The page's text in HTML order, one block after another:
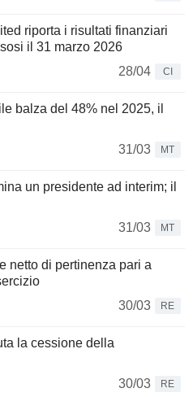
riporta i risultati finanziari
il 31 marzo 2026
28/04
CI
balza del 48% nel 2025, il
31/03
MT
un presidente ad interim; il
31/03
MT
netto di pertinenza pari a
30/03
RE
la cessione della
30/03
RE